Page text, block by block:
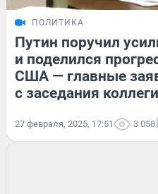
ПОЛИТИКА
Путин поручил
и поделился
США — главные
с заседания
27 февраля, 2025, 17:51 3 058